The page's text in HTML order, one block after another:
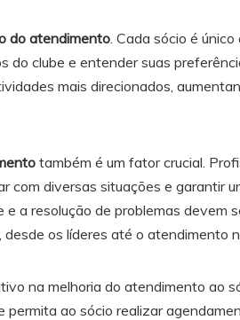
do atendimento. Cada sócio é
do clube e entender suas
mais direcionados,
também é um fator crucial.
com diversas situações e garantir
a resolução de problemas devem
os líderes até o atendimento
na melhoria do atendimento ao
ao sócio realizar